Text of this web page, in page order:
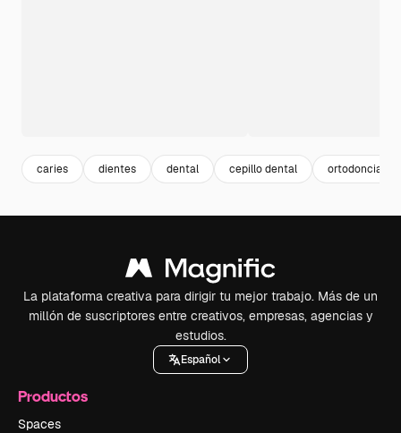
caries dientes dental cepillo dental ortodoncia
La plataforma creativa para dirigir tu mejor trabajo. Más de un
millón de suscriptores entre creativos, empresas, agencias y
estudios.
Español
Productos
Spaces